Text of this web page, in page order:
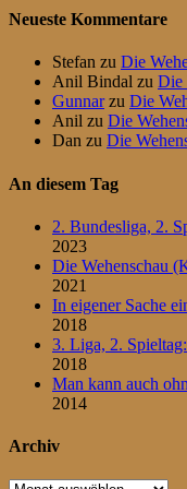
Neueste Kommentare
Stefan zu Die
Anil Bindal zu Die
Gunnarzu Die
Anil zu Die
Dan zu Die
An diesem Tag
2. Bundesliga, 2.
2023
Die Wehenschau
2021
In eigener Sache
2018
3. Liga, 2.
2018
Man kann auch
2014
Archiv